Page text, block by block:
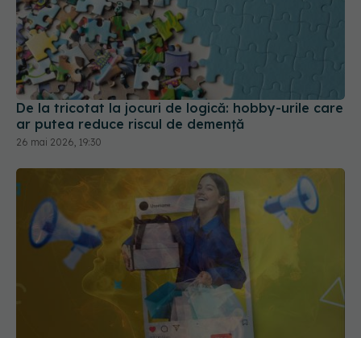
De la tricotat la jocuri de logică: hobby-urile care
ar putea reduce riscul de demență
26 mai 2026, 19:30